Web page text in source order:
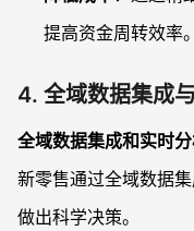
提高资金周转效率。
4. 全域数据集成
全域数据集成和实时
新零售通过全域数据
做出科学决策。